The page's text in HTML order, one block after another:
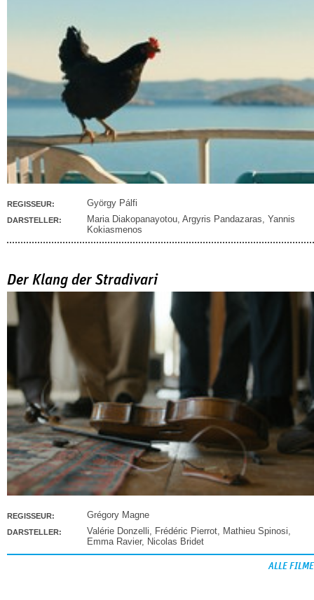
REGISSEUR: György Pálfi
DARSTELLER: Maria Diakopanayotou, Argyris Pandazaras, Yannis
Kokiasmenos
Der Klang der Stradivari
REGISSEUR: Grégory Magne
DARSTELLER: Valérie Donzelli, Frédéric Pierrot, Mathieu Spinosi,
Emma Ravier, Nicolas Bridet
ALLE FILME